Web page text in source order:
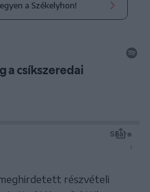
a Székelyhon!
részvételi